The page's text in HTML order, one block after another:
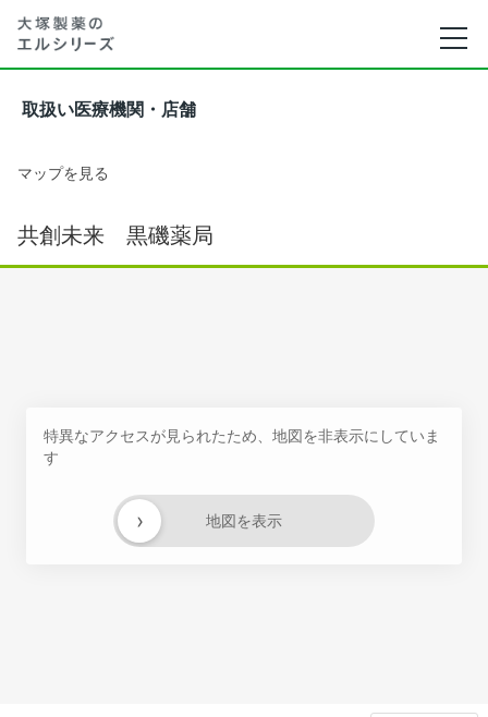
取扱い医療機関・店舗
マップを見る
共創未来 黒磯薬局
特異なアクセスが見られたため、地図を非表示にしていま
す
地図を表示
›